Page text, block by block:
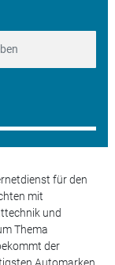
für den
mit
und
Thema
der